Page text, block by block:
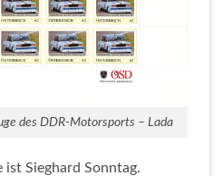
des DDR-Motorsports – Lada
ist Sieghard Sonntag.